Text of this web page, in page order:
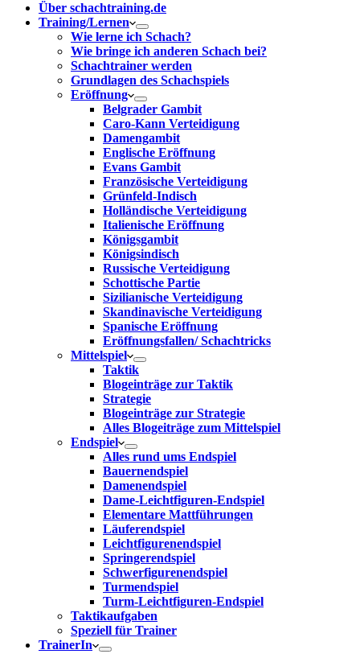
Über schachtraining.de
Training/Lernen
Wie lerne ich Schach?
Wie bringe ich anderen Schach bei?
Schachtrainer werden
Grundlagen des Schachspiels
Eröffnung
Belgrader Gambit
Caro-Kann Verteidigung
Damengambit
Englische Eröffnung
Evans Gambit
Französische Verteidigung
Grünfeld-Indisch
Holländische Verteidigung
Italienische Eröffnung
Königsgambit
Königsindisch
Russische Verteidigung
Schottische Partie
Sizilianische Verteidigung
Skandinavische Verteidigung
Spanische Eröffnung
Eröffnungsfallen/ Schachtricks
Mittelspiel
Taktik
Blogeinträge zur Taktik
Strategie
Blogeinträge zur Strategie
Alles Blogeiträge zum Mittelspiel
Endspiel
Alles rund ums Endspiel
Bauernendspiel
Damenendspiel
Dame-Leichtfiguren-Endspiel
Elementare Mattführungen
Läuferendspiel
Leichtfigurenendspiel
Springerendspiel
Schwerfigurenendspiel
Turmendspiel
Turm-Leichtfiguren-Endspiel
Taktikaufgaben
Speziell für Trainer
TrainerIn